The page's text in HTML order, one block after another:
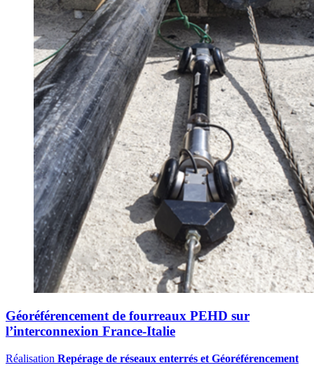
Géoréférencement de fourreaux PEHD sur
l’interconnexion France-Italie
Réalisation Repérage de réseaux enterrés et Géoréférencement